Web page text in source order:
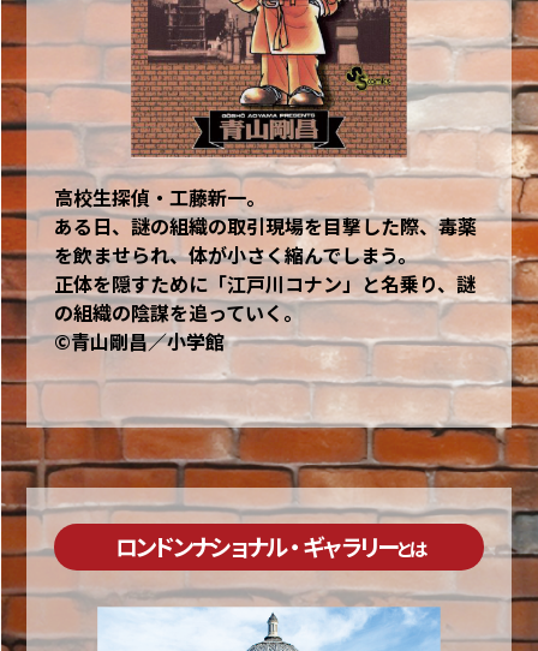
高校生探偵・工藤新一。
ある日、謎の組織の取引現場を目撃した際、毒薬
を飲ませられ、体が小さく縮んでしまう。
正体を隠すために「江戸川コナン」と名乗り、謎
の組織の陰謀を追っていく。
©青山剛昌／小学館
ロンドン ナショナル・ギャラリーとは